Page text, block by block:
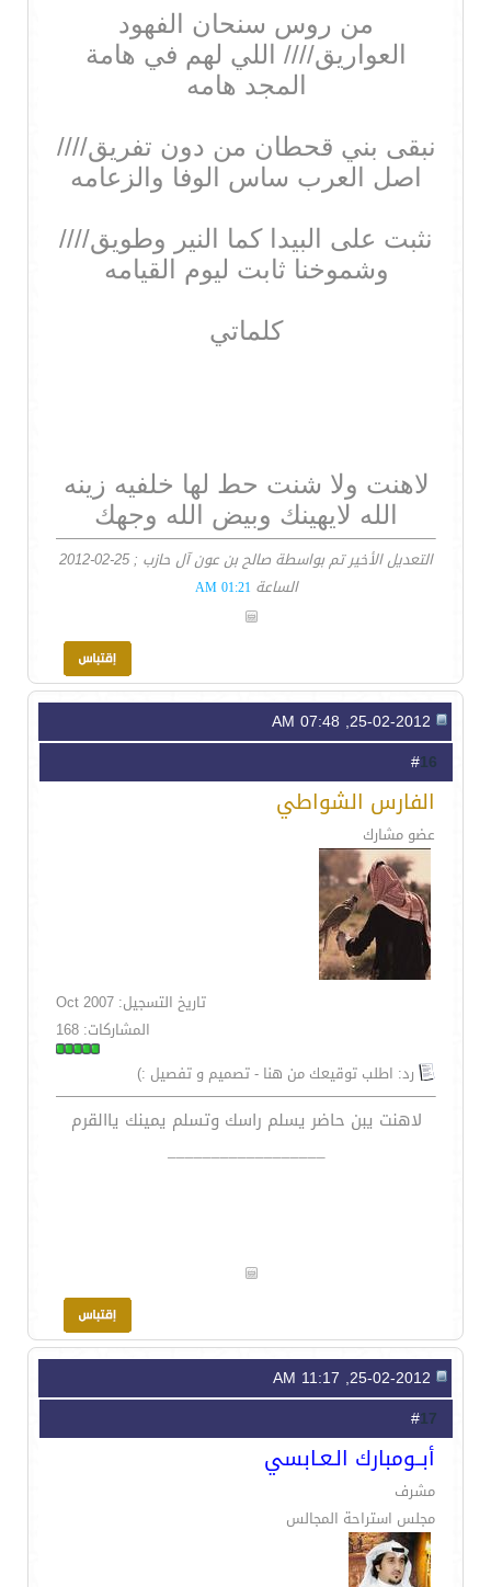
من روس سنحان الفهود
العواريق//// اللي لهم في هامة
المجد هامه
نبقى بني قحطان من دون تفريق////
اصل العرب ساس الوفا والزعامه
نثبت على البيدا كما النير وطويق////
وشموخنا ثابت ليوم القيامه
كلماتي
لاهنت ولا شنت حط لها خلفيه زينه
الله لايهينك وبيض الله وجهك
التعديل الأخير تم بواسطة صالح بن عون آل حازب ; 25-02-2012
الساعة01:21 AM
16
الفارس الشواطي
عضو مشارك
تاريخ التسجيل: Oct 2007
المشاركات: 168
رد: اطلب توقيعك من هنا - تصميم و تفصيل :)
لاهنت يبن حاضر يسلم راسك وتسلم يمينك ياالقرم
__________________
17
أبــومبارك الـعـابسي
مشرف
مجلس استراحة المجالس